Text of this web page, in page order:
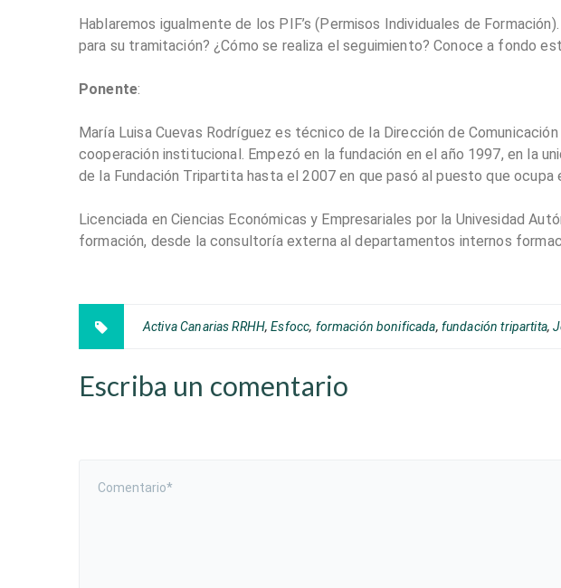
Hablaremos igualmente de los PIF’s (Permisos Individuales de
para su tramitación? ¿Cómo se realiza el seguimiento? Conoce a fondo
Ponente:
María Luisa Cuevas Rodríguez es técnico de la Dirección de
cooperación institucional. Empezó en la fundación en el año 1997, en la
de la Fundación Tripartita hasta el 2007 en que pasó al puesto que ocupa
Licenciada en Ciencias Económicas y Empresariales por la Univesidad
formación, desde la consultoría externa al departamentos internos
Activa Canarias RRHH,Esfocc, formación bonificada, fundación tripartita,
Escriba un comentario